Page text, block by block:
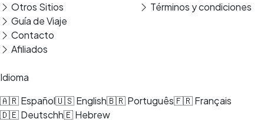
Otros Sitios
Guía de Viaje
Contacto
Afiliados
Términos y condiciones
Idioma
🇦🇷 Español🇺🇸 English🇧🇷 Português🇫🇷 Français
🇩🇪 Deutschh🇪 Hebrew